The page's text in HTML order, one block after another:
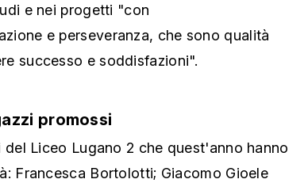
e nei progetti "con
e perseveranza, che sono qualità
successo e soddisfazioni".
promossi
del Liceo Lugano 2 che quest'anno hanno
Francesca Bortolotti; Giacomo Gioele